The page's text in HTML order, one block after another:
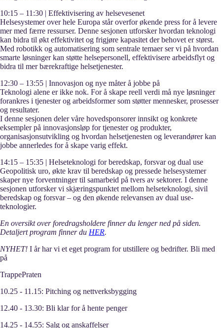
10:15 – 11:30 | Effektivisering av helsevesenet
Helsesystemer over hele Europa står overfor økende press for å levere
mer med færre ressurser. Denne sesjonen utforsker hvordan teknologi
kan bidra til økt effektivitet og frigjøre kapasitet der behovet er størst.
Med robotikk og automatisering som sentrale temaer ser vi på hvordan
smarte løsninger kan støtte helsepersonell, effektivisere arbeidsflyt og
bidra til mer bærekraftige helsetjenester.
12:30 – 13:55 | Innovasjon og nye måter å jobbe på
Teknologi alene er ikke nok. For å skape reell verdi må nye løsninger
forankres i tjenester og arbeidsformer som støtter mennesker, prosesser
og resultater.
I denne sesjonen deler våre hovedsponsorer innsikt og konkrete
eksempler på innovasjonsløp for tjenester og produkter,
organisasjonsutvikling og hvordan helsetjenesten og leverandører kan
jobbe annerledes for å skape varig effekt.
14:15 – 15:35 | Helseteknologi for beredskap, forsvar og dual use
Geopolitisk uro, økte krav til beredskap og pressede helsesystemer
skaper nye forventninger til samarbeid på tvers av sektorer. I denne
sesjonen utforsker vi skjæringspunktet mellom helseteknologi, sivil
beredskap og forsvar – og den økende relevansen av dual use-
teknologier.
En oversikt over foredragsholdere finner du lenger ned på siden.
Detaljert program finner du HER.
NYHET! I år har vi et eget program for utstillere og bedrifter. Bli med
på
TrappePraten
10.25 - 11.15: Pitching og nettverksbygging
12.40 - 13.30: Bli klar for å hente penger
14.25 - 14.55: Salg og anskaffelser